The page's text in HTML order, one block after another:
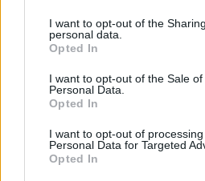
not limited to your visit or usage
grant or deny consent to Google
use your data for below specified
consent section.
I want to opt-out of the
personal data.
Opted In
I want to opt-out of the Sale of
Personal Data.
Opted In
I want to opt-out of
Personal Data for Targeted
Opted In
στο
08/03/